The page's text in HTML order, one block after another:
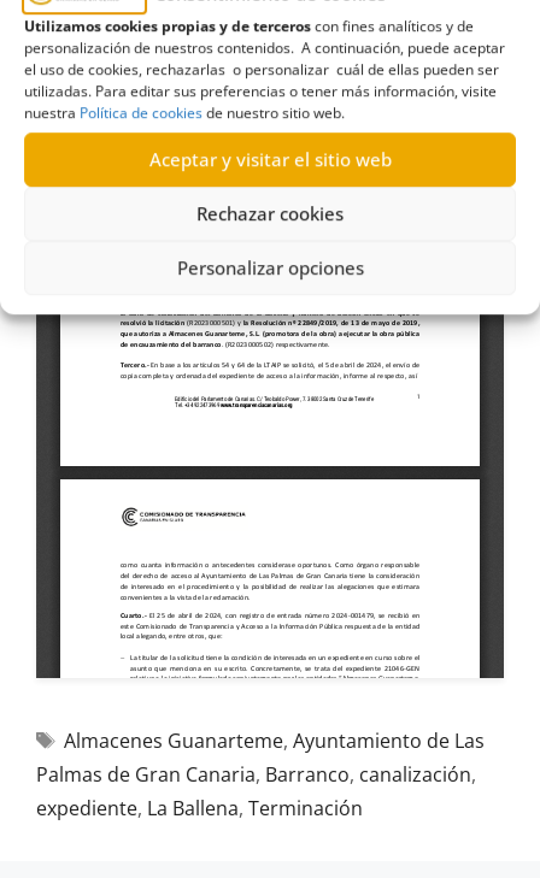
Utilizamos cookies propias y de terceroscon fines analíticos y de
personalización de nuestros contenidos. A continuación, puede aceptar
el uso de cookies, rechazarlas o personalizar cuál de ellas pueden ser
utilizadas. Para editar sus preferencias o tener más información, visite
nuestra Política de cookiesde nuestro sitio web.
Aceptar y visitar el sitio web
Rechazar cookies
Personalizar opciones
Almacenes Guanarteme, Ayuntamiento de Las
Palmas de Gran Canaria, Barranco, canalización,
expediente, La Ballena, Terminación